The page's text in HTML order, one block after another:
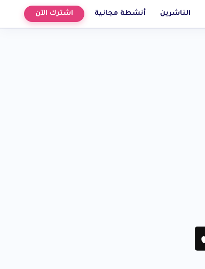
الناشرين أنشطة مجانية اشترك الآن